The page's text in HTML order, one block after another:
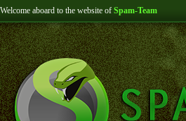
Welcome aboard to the website of Spam-Team